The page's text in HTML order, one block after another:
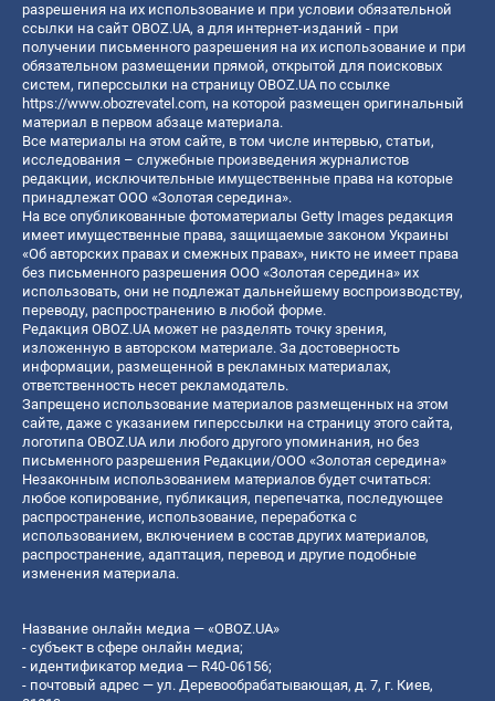
разрешения на их использование и при условии обязательной
ссылки на сайт OBOZ.UA, а для интернет-изданий - при
получении письменного разрешения на их использование и при
обязательном размещении прямой, открытой для поисковых
систем, гиперссылки на страницу OBOZ.UA по ссылке
https://www.obozrevatel.com, на которой размещен оригинальный
материал в первом абзаце материала.
Все материалы на этом сайте, в том числе интервью, статьи,
исследования – служебные произведения журналистов
редакции, исключительные имущественные права на которые
принадлежат ООО «Золотая середина».
На все опубликованные фотоматериалы Getty Images редакция
имеет имущественные права, защищаемые законом Украины
«Об авторских правах и смежных правах», никто не имеет права
без письменного разрешения ООО «Золотая середина» их
использовать, они не подлежат дальнейшему воспроизводству,
переводу, распространению в любой форме.
Редакция OBOZ.UA может не разделять точку зрения,
изложенную в авторском материале. За достоверность
информации, размещенной в рекламных материалах,
ответственность несет рекламодатель.
Запрещено использование материалов размещенных на этом
сайте, даже с указанием гиперссылки на страницу этого сайта,
логотипа OBOZ.UA или любого другого упоминания, но без
письменного разрешения Редакции/ООО «Золотая середина»
Незаконным использованием материалов будет считаться:
любое копирование, публикация, перепечатка, последующее
распространение, использование, переработка с
использованием, включением в состав других материалов,
распространение, адаптация, перевод и другие подобные
изменения материала.
Название онлайн медиа — «OBOZ.UA»
- субъект в сфере онлайн медиа;
- идентификатор медиа — R40-06156;
- почтовый адрес — ул. Деревообрабатывающая, д. 7, г. Киев,